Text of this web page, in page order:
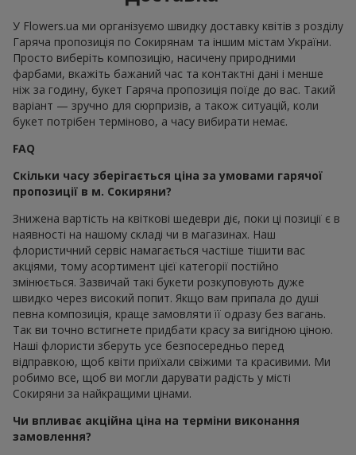
У Flowers.ua ми організуємо швидку доставку квітів з розділу
Гаряча пропозиція по Сокирянам та іншим містам України.
Просто виберіть композицію, насичену природними
фарбами, вкажіть бажаний час та контактні дані і менше
ніж за годину, букет Гаряча пропозиція поїде до вас. Такий
варіант — зручно для сюрпризів, а також ситуацій, коли
букет потрібен терміново, а часу вибирати немає.
FAQ
Скільки часу зберігається ціна за умовами гарячої
пропозиції в м. Сокиряни?
Знижена вартість на квіткові шедеври діє, поки ці позиції є в
наявності на нашому складі чи в магазинах. Наш
флористичний сервіс намагається частіше тішити вас
акціями, тому асортимент цієї категорії постійно
змінюється. Зазвичай такі букети розкуповують дуже
швидко через високий попит. Якщо вам припала до душі
певна композиція, краще замовляти її одразу без вагань.
Так ви точно встигнете придбати красу за вигідною ціною.
Наші флористи зберуть усе безпосередньо перед
відправкою, щоб квіти приїхали свіжими та красивими. Ми
робимо все, щоб ви могли дарувати радість у місті
Сокиряни за найкращими цінами.
Чи впливає акційна ціна на терміни виконання
замовлення?